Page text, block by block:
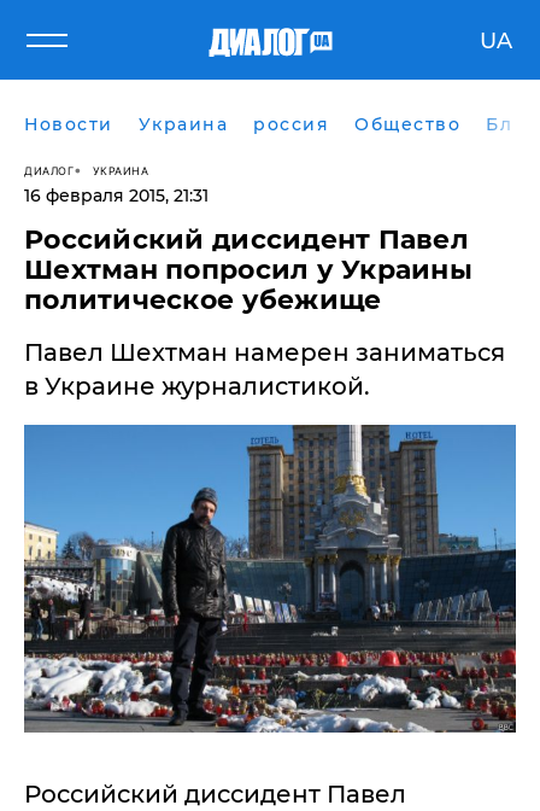
UA
Новости Украина россия Общество
ДИАЛОГ УКРАИНА
16 февраля 2015, 21:31
Российский диссидент Павел
Шехтман попросил у Украины
политическое убежище
Павел Шехтман намерен заниматься
в Украине журналистикой.
Российский диссидент Павел